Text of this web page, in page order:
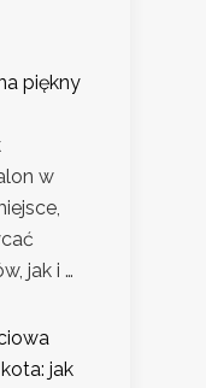
piękny
w
jak i …
jak